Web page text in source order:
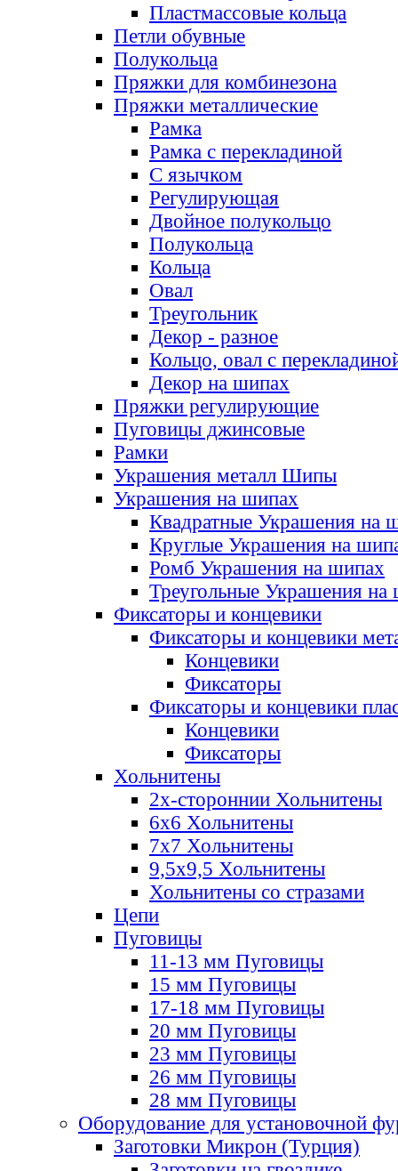
Пластмассовые кольца
Петли обувные
Полукольца
Пряжки для комбинезона
Пряжки металлические
Рамка
Рамка с перекладиной
С язычком
Регулирующая
Двойное полукольцо
Полукольца
Кольца
Овал
Треугольник
Декор - разное
Кольцо, овал с
Декор на шипах
Пряжки регулирующие
Пуговицы джинсовые
Рамки
Украшения металл Шипы
Украшения на шипах
Квадратные Украшения на
Круглые Украшения на
Ромб Украшения на шипах
Треугольные Украшения на
Фиксаторы и концевики
Фиксаторы и концевики
Концевики
Фиксаторы
Фиксаторы и концевики
Концевики
Фиксаторы
Хольнитены
2х-стороннии Хольнитены
6х6 Хольнитены
7х7 Хольнитены
9,5х9,5 Хольнитены
Хольнитены со стразами
Цепи
Пуговицы
11-13 мм Пуговицы
15 мм Пуговицы
17-18 мм Пуговицы
20 мм Пуговицы
23 мм Пуговицы
26 мм Пуговицы
28 мм Пуговицы
Оборудование для установочной
Заготовки Микрон (Турция)